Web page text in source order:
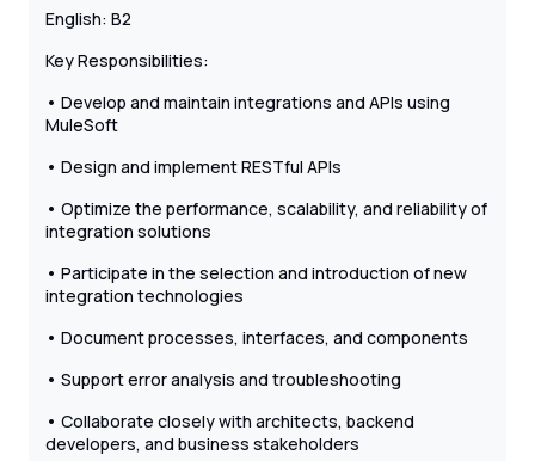
English: B2
Key Responsibilities:
• Develop and maintain integrations and APIs using
MuleSoft
• Design and implement RESTful APIs
• Optimize the performance, scalability, and reliability of
integration solutions
• Participate in the selection and introduction of new
integration technologies
• Document processes, interfaces, and components
• Support error analysis and troubleshooting
• Collaborate closely with architects, backend
developers, and business stakeholders